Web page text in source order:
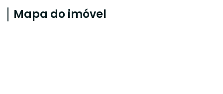
Mapa do imóvel